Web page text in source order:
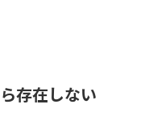
存在しない